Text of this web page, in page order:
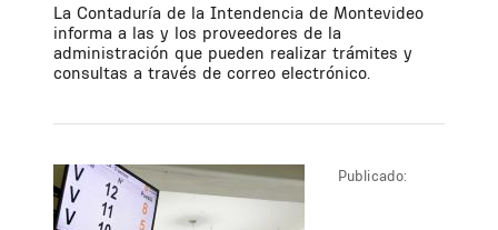
La Contaduría de la Intendencia de Montevideo
informa a las y los proveedores de la
administración que pueden realizar trámites y
consultas a través de correo electrónico.
Publicado: